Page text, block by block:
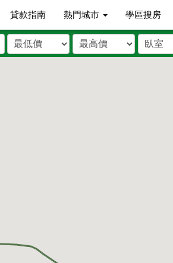
貸款指南 熱門城市 學區搜房